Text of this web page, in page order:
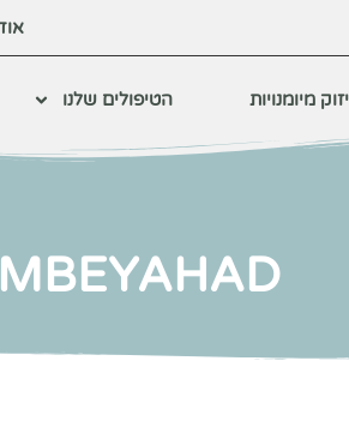
מיומנויות הטיפולים שלנו